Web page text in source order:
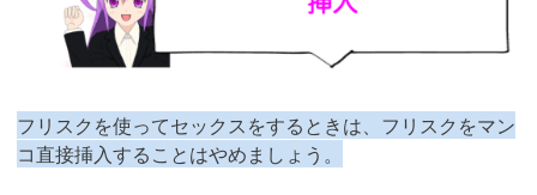
フリスクを使ってセックスをするときは、フリスクをマン
コ直接挿入することはやめましょう。